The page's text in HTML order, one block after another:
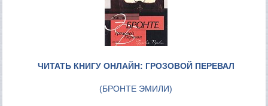
ЧИТАТЬ КНИГУ ОНЛАЙН: ГРОЗОВОЙ ПЕРЕВАЛ
(БРОНТЕ ЭМИЛИ)